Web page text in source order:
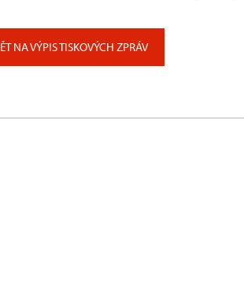
NA VÝPIS TISKOVÝCH ZPRÁV